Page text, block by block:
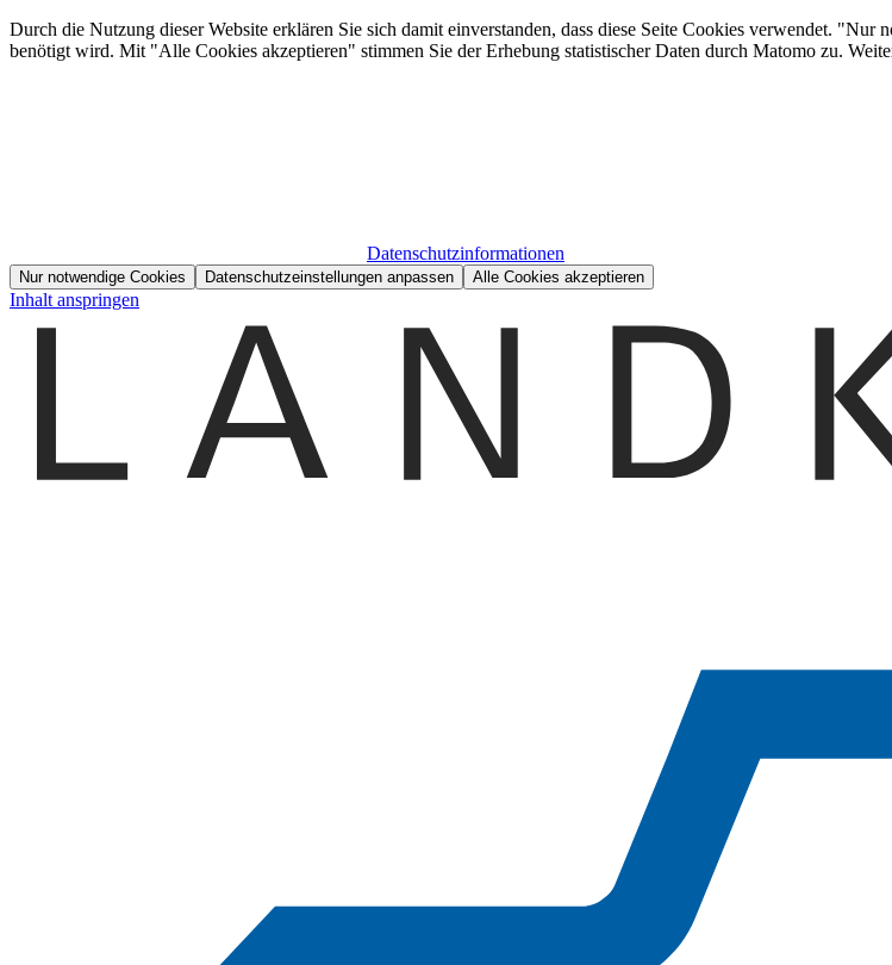
Durch die Nutzung dieser Website erklären Sie sich damit einverstanden, dass diese Seite Cookies verwendet.
benötigt wird. Mit "Alle Cookies akzeptieren" stimmen Sie der Erhebung statistischer Daten durch Matomo zu.
Datenschutzinformationen
Nur notwendige Cookies Datenschutzeinstellungen anpassen Alle Cookies akzeptieren
Inhalt anspringen